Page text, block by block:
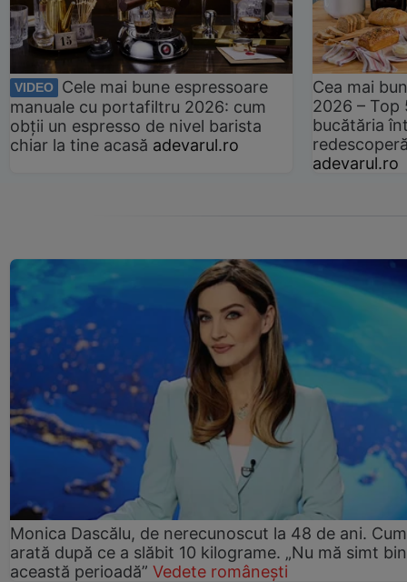
VIDEO
Cele mai bune espressoare
manuale cu portafiltru 2026: cum
obții un espresso de nivel barista
chiar la tine acasă adevarul.ro
Cea mai
2026 –
bucătăria
adevarul.ro
Monica Dascălu, de nerecunoscut la 48 de ani. Cum
arată după ce a slăbit 10 kilograme. „Nu mă simt
această perioadă” Vedete românești